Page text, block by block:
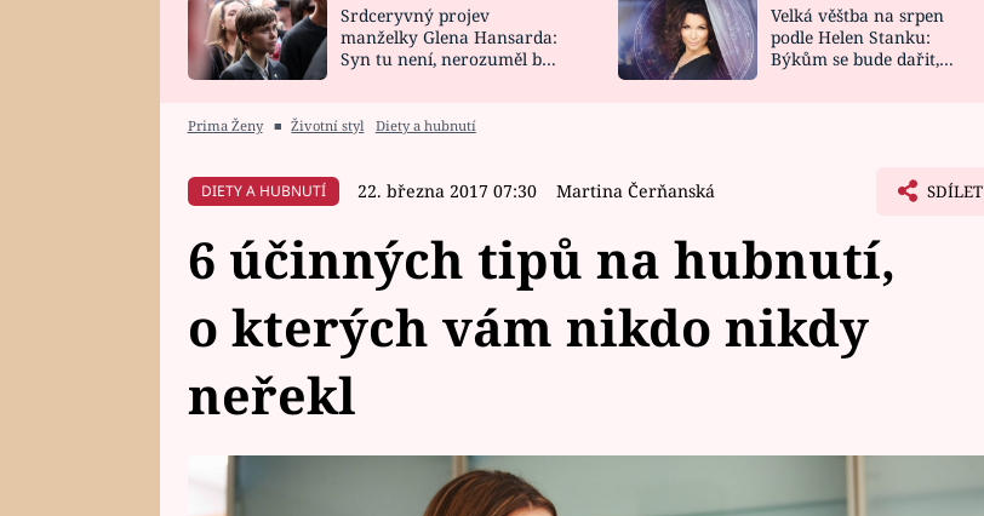
HOROSKOP NA
CELEBRITY
VAŘENÍ
NOVINKY
VIDEORECEPTY
Srdceryvný projev
manželky Glena Hansarda:
Syn tu není, nerozuměl by
Velká věštba na srpen
podle Helen Stanku:
Býkům se bude dařit,
Prima Ženy ■ Životní styl Diety a hubnutí
DIETY A HUBNUTÍ 22. března 2017 07:30 Martina Čerňanská SDÍLET
6 účinných tipů na hubnutí,
o kterých vám nikdo nikdy
neřekl